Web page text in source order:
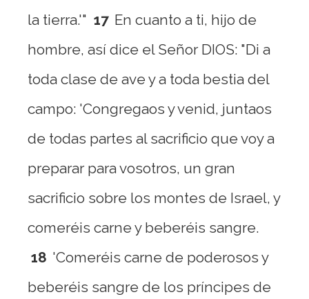
la tierra.'" 17 En cuanto a ti, hijo de
hombre, así dice el Señor DIOS: "Di a
toda clase de ave y a toda bestia del
campo: 'Congregaos y venid, juntaos
de todas partes al sacrificio que voy a
preparar para vosotros, un gran
sacrificio sobre los montes de Israel, y
comeréis carne y beberéis sangre.
18 'Comeréis carne de poderosos y
beberéis sangre de los príncipes de